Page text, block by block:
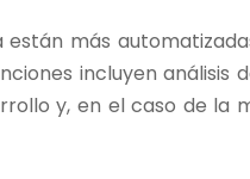
más
incluyen
y, en el caso de la